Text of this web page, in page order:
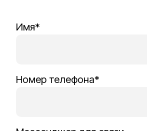
Имя*
Номер телефона*